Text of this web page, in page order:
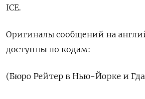
ICE.
Оригиналы ‍сообщений на
доступны по кодам:
(Бюро ⁠Рейтер в Нью-Йорке и